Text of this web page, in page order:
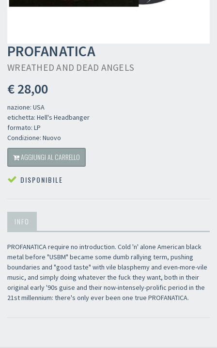
PROFANATICA
WREATHED AND DEAD ANGELS
€ 28,00
nazione: USA
etichetta: Hell's Headbanger
formato: LP
Condizione: Nuovo
AGGIUNGI AL CARRELLO
DISPONIBILE
INFO
PROFANATICA require no introduction. Cold 'n' alone American black
metal before "USBM" became some dumb rallying term, pushing
boundaries and "good taste" with vile blasphemy and even-more-vile
music, and simply doing whatever the fuck they want, both in their
original early '90s guise and their now-intensely-prolific period in the
21st millennium: there's only ever been one true PROFANATICA.